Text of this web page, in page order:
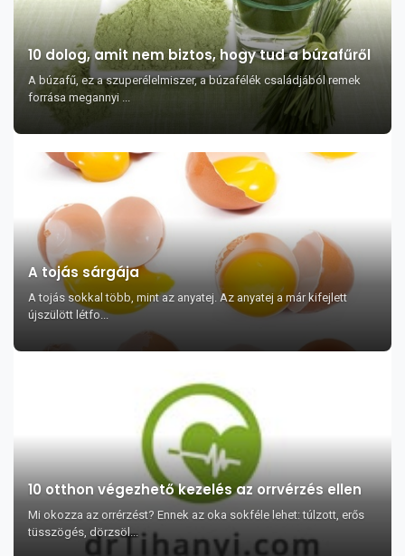
10 dolog, amit nem biztos, hogy tud a búzafűről
A búzafű, ez a szuperélelmiszer, a búzafélék családjából remek
forrása megannyi ...
A tojás sárgája
A tojás sokkal több, mint az anyatej. Az anyatej a már kifejlett
újszülött létfo...
10 otthon végezhető kezelés az orrvérzés ellen
Mi okozza az orrérzést? Ennek az oka sokféle lehet: túlzott, erős
tüsszögés, dörzsöl...